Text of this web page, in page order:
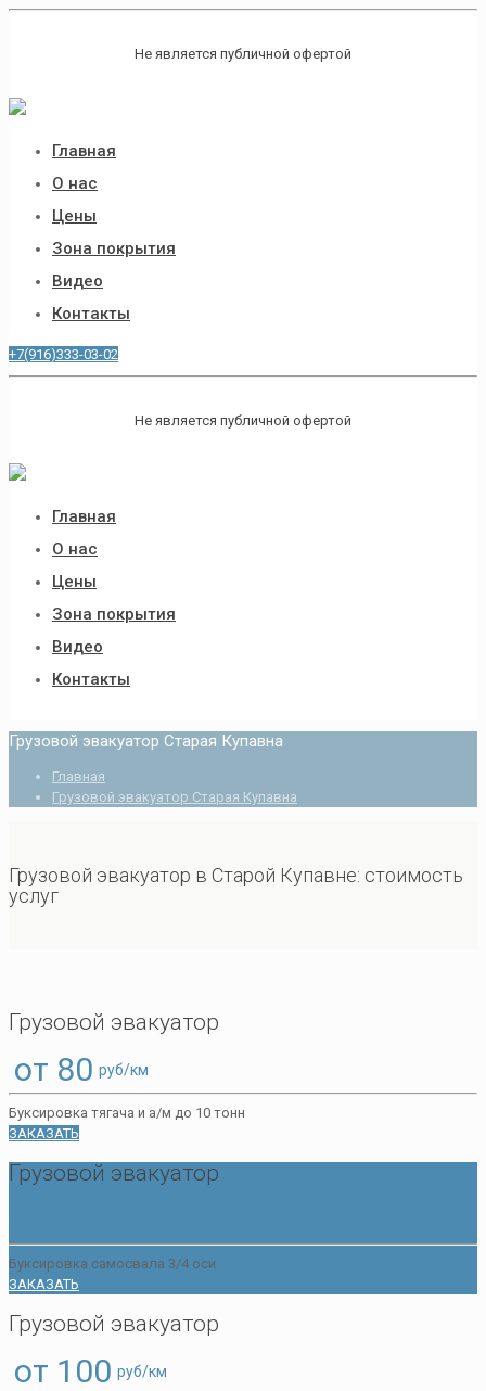
Не является публичной офертой
Главная
О нас
Цены
Зона покрытия
Видео
Контакты
+7(916)333-03-02
Не является публичной офертой
Главная
О нас
Цены
Зона покрытия
Видео
Контакты
Грузовой эвакуатор Старая Купавна
Главная
Грузовой эвакуатор Старая Купавна
Грузовой эвакуатор в Старой Купавне: стоимость
услуг
Грузовой эвакуатор
от 80 руб/км
Буксировка тягача и а/м до 10 тонн
ЗАКАЗАТЬ
Грузовой эвакуатор
Буксировка самосвала 3/4 оси
ЗАКАЗАТЬ
Грузовой эвакуатор
от 100 руб/км